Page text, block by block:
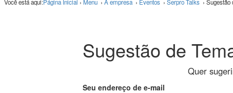
Você está aqui:Página Inicial › Menu › A empresa › Eventos › Serpro Talks › Sugestão
Sugestão de
Quer
Seu endereço de e-mail